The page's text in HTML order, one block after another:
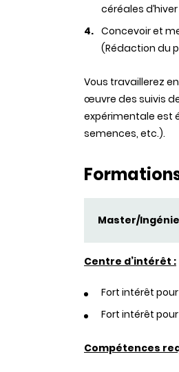
céréales
Concevoir et
(Rédaction du
Vous travaillerez
œuvre des suivis
expérimentale est
semences, etc.).
Master/
Centre d’intérêt :
Fort intérêt
Fort intérêt
Compétences